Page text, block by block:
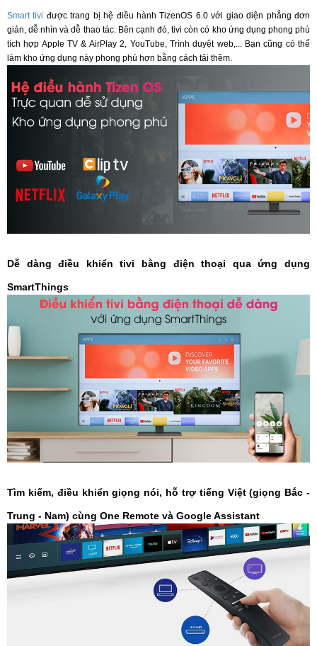
Smart tivi được trang bị hệ điều hành TizenOS 6.0 với giao diện phẳng đơn
giản, dễ nhìn và dễ thao tác. Bên cạnh đó, tivi còn có kho ứng dụng phong phú
tích hợp Apple TV & AirPlay 2, YouTube, Trình duyệt web,... Bạn cũng có thể
làm kho ứng dụng này phong phú hơn bằng cách tải thêm.
Dễ dàng điều khiển tivi bằng điện thoại qua ứng dụng
SmartThings
Tìm kiếm, điều khiển giọng nói, hỗ trợ tiếng Việt (giọng Bắc -
Trung - Nam) cùng One Remote và Google Assistant